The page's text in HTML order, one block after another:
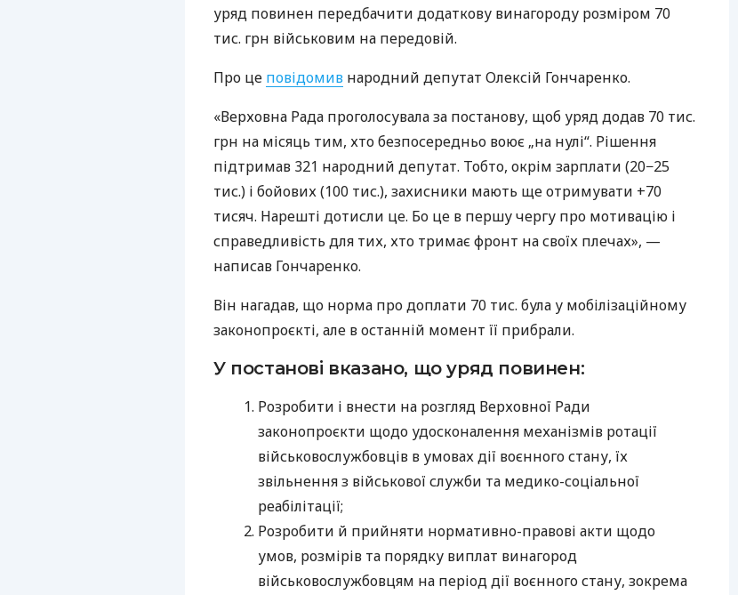
уряд повинен передбачити додаткову винагороду розміром 70
тис. грн військовим на передовій.
Про це повідомив народний депутат Олексій Гончаренко.
«Верховна Рада проголосувала за постанову, щоб уряд додав 70 тис.
грн на місяць тим, хто безпосередньо воює „на нулі“. Рішення
підтримав 321 народний депутат. Тобто, окрім зарплати (20−25
тис.) і бойових (100 тис.), захисники мають ще отримувати +70
тисяч. Нарешті дотисли це. Бо це в першу чергу про мотивацію і
справедливість для тих, хто тримає фронт на своїх плечах», —
написав Гончаренко.
Він нагадав, що норма про доплати 70 тис. була у мобілізаційному
законопроєкті, але в останній момент її прибрали.
У постанові вказано, що уряд повинен:
Розробити і внести на розгляд Верховної Ради
законопроєкти щодо удосконалення механізмів ротації
військовослужбовців в умовах дії воєнного стану, їх
звільнення з військової служби та медико-соціальної
реабілітації;
Розробити й прийняти нормативно-правові акти щодо
умов, розмірів та порядку виплат винагород
військовослужбовцям на період дії воєнного стану, зокрема